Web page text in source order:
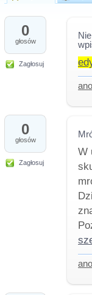
0
głosów
Zagłosuj
0
głosów
Zagłosuj
W